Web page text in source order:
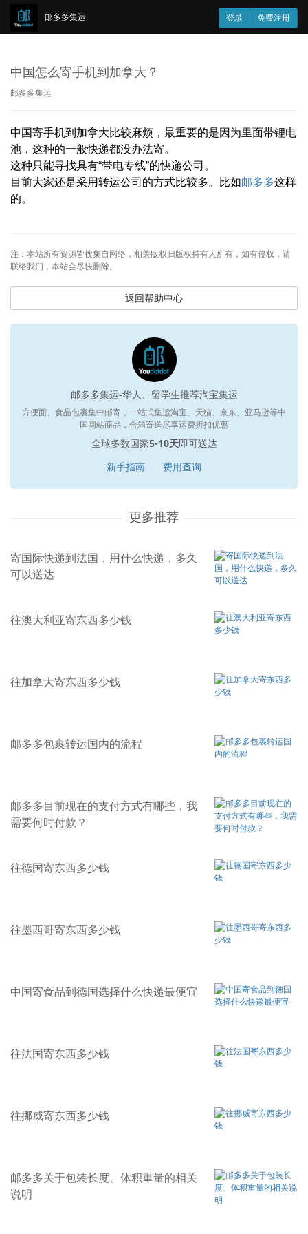
邮多多集运 登录 免费注册
中国怎么寄手机到加拿大？
邮多多集运
中国寄手机到加拿大比较麻烦，最重要的是因为里面带锂电
池，这种的一般快递都没办法寄。
这种只能寻找具有“带电专线”的快递公司。
目前大家还是采用转运公司的方式比较多。比如邮多多这样
的。
注：本站所有资源皆搜集自网络，相关版权归版权持有人所有，如有侵权，请
联络我们，本站会尽快删除。
返回帮助中心
邮多多集运-华人、留学生推荐淘宝集运
方便面、食品包裹集中邮寄，一站式集运淘宝、天猫、京东、亚马逊等中
国网站商品，合箱寄送尽享运费折扣优惠
全球多数国家5-10天即可送达
新手指南
费用查询
更多推荐
寄国际快递到法国，用什么快递，多久
可以送达
往澳大利亚寄东西多少钱
往加拿大寄东西多少钱
邮多多包裹转运国内的流程
邮多多目前现在的支付方式有哪些，我
需要何时付款？
往德国寄东西多少钱
往墨西哥寄东西多少钱
中国寄食品到德国选择什么快递最便宜
往法国寄东西多少钱
往挪威寄东西多少钱
邮多多关于包装长度、体积重量的相关
说明